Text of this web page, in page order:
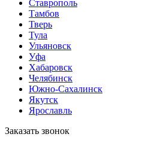
Ставрополь
Тамбов
Тверь
Тула
Ульяновск
Уфа
Хабаровск
Челябинск
Южно-Сахалинск
Якутск
Ярославль
Заказать звонок